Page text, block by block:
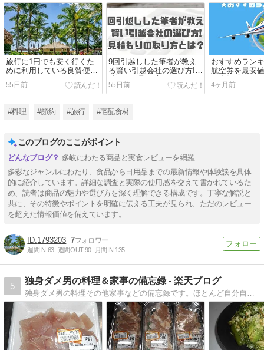
旅行に1円でも安く行くた
めに利用している良質便利
サイトをまとめてみた！
55日前
9回引越しした筆者が教え
る賢い引越会社の選び方!見
積もりの取り方!
55日前
おすすめラン
航空券を最安
る人気13サイ
4ヶ月前
#料理 #節約 #旅行 #宅配食材
このブログのここがポイント
多岐にわたる商品と実食レビューを網羅
多彩なジャンルにわたり、食品から日用品までの最新情報や体験談を具体
的に紹介しています。詳細な調査と実際の使用感を交えて書かれているた
め、読者は商品の魅力や選び方を深く理解できる構成です。丁寧な解説と
共に、その特徴やポイントを明確に伝える工夫が見られ、ただのレビュー
を超えた情報価値を備えています。
1793203 7
週間IN:63 週間OUT:90 月間IN:135
5
独身ダメ男の料理＆家事の備忘録 - 楽天ブログ